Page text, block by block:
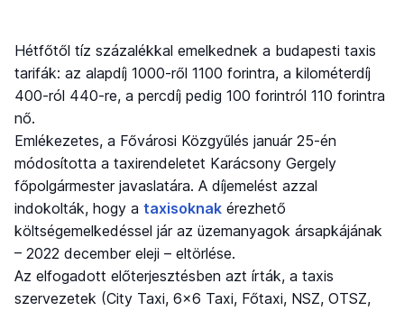
Hétfőtől tíz százalékkal emelkednek a budapesti taxis
tarifák: az alapdíj 1000-ről 1100 forintra, a kilométerdíj
400-ról 440-re, a percdíj pedig 100 forintról 110 forintra
nő.
Emlékezetes, a Fővárosi Közgyűlés január 25-én
módosította a taxirendeletet Karácsony Gergely
főpolgármester javaslatára. A díjemelést azzal
indokolták, hogy a taxisoknak érezhető
költségemelkedéssel jár az üzemanyagok ársapkájának
– 2022 december eleji – eltörlése.
Az elfogadott előterjesztésben azt írták, a taxis
szervezetek (City Taxi, 6×6 Taxi, Főtaxi, NSZ, OTSZ,